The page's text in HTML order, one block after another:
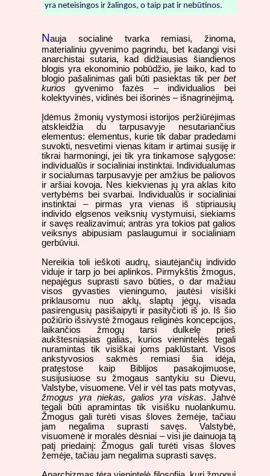
yra neteisingos ir žalingos, o taip pat ir nebūtinos.
Nauja socialinė tvarka remiasi, žinoma,
materialiniu gyvenimo pagrindu, bet kadangi visi
anarchistai sutaria, kad didžiausias šiandienos
blogis yra ekonominio pobūdžio, jie laiko, kad to
blogio pašalinimas gali būti pasiektas tik per bet
kurios gyvenimo fazės – individualios bei
kolektyvinės, vidinės bei išorinės – išnagrinėjimą.
Įdėmus žmonių vystymosi istorijos peržiūrėjimas
atskleidžia du tarpusavyje nesutariančius
elementus: elementus, kurie tik dabar pradedami
suvokti, nesvetimi vienas kitam ir artimai susiję ir
tikrai harmoningi, jei tik yra tinkamose sąlygose:
individualūs ir socialiniai instinktai. Individualumas
ir socialumas tarpusavyje per amžius be paliovos
ir aršiai kovoja. Nes kiekvienas jų yra aklas kito
vertybėms bei svarbai. Individualūs ir socialiniai
instinktai – pirmas yra vienas iš stipriausių
individo elgsenos veiksnių vystymuisi, siekiams
ir savęs realizavimui; antras yra tokios pat galios
veiksnys abipusiam paslaugumui ir socialiniam
gerbūviui.
Nereikia toli ieškoti audrų, siautėjančių individo
viduje ir tarp jo bei aplinkos. Pirmykštis žmogus,
nepajėgus suprasti savo būties, o dar mažiau
visos gyvasties vieningumo, jautėsi visiški
priklausomu nuo aklų, slaptų jėgų, visada
pasirengusių pasišaipyti ir pasityčioti iš jo. Iš šio
požiūrio išsivystė žmogaus religinės koncepcijos,
laikančios žmogų tarsi dulkelę prieš
aukštesniąsias galias, kurios vienintelės tegali
nuramintas tik visiškai joms paklūstant. Visos
ankstyvosios sakmės remiasi šia idėja,
pratęstose kaip
Biblijos pasakojimuose,
susijusiuose su žmogaus santykiu su Dievu,
Valstybe, visuomene. Vėl ir vėl tas pats motyvas,
žmogus yra niekas, galios yra viskas. Jahvė
tegali būti apramintas tik visišku nuolankumu.
Žmogus gali turėti visas šloves žemėje, tačiau
jam negalima suprasti savęs. Valstybė,
visuomenė ir moralės dėsniai – visi jie dainuoja tą
patį priedainį: Žmogus gali turėti visas šloves
žemėje, tačiau jam negalima suprasti savęs.